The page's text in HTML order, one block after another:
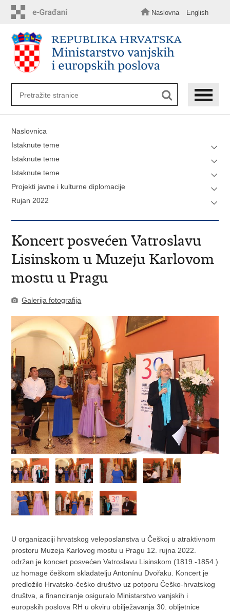
sadržaj
Naslovna English
Naslovnica
Istaknute teme
Istaknute teme
Istaknute teme
Projekti javne i kulturne diplomacije
Rujan 2022
Koncert posvećen Vatroslavu
Lisinskom u Muzeju Karlovom
mostu u Pragu
Galerija fotografija
U organizaciji hrvatskog veleposlanstva u Češkoj u atraktivnom
prostoru Muzeja Karlovog mostu u Pragu 12. rujna 2022.
održan je koncert posvećen Vatroslavu Lisinskom (1819.-1854.)
uz homage češkom skladatelju Antonínu Dvořaku. Koncert je
predložilo Hrvatsko-češko društvo uz potporu Češko-hrvatskog
društva, a financiranje osiguralo Ministarstvo vanjskih i
europskih poslova RH u okviru obilježavanja 30. obljetnice